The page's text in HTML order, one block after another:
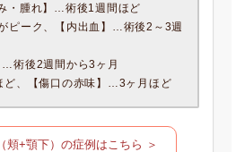
・腫れ】…術後1週間ほど
ピーク、【内出血】…術後2～3週
…術後2週間から3ヶ月
ど、【傷口の赤味】…3ヶ月ほど
頬+顎下）の症例はこちら ＞